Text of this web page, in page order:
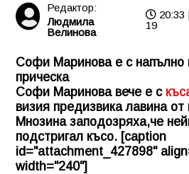
Редактор:
Людмила
Велинова
20:33
19
Софи Маринова е с напълно
прическа
Софи Маринова вече е с
визия предизвика лавина от
Мнозина заподозряха,че
подстригал късо. [caption
id="attachment_427898"
width="240"]